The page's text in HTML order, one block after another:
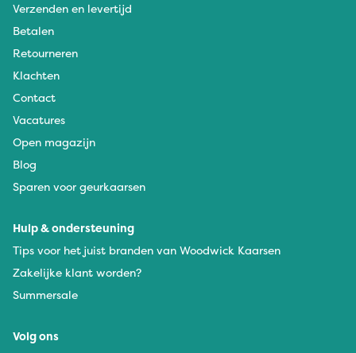
Verzenden en levertijd
Betalen
Retourneren
Klachten
Contact
Vacatures
Open magazijn
Blog
Sparen voor geurkaarsen
Hulp & ondersteuning
Tips voor het juist branden van Woodwick Kaarsen
Zakelijke klant worden?
Summersale
Volg ons